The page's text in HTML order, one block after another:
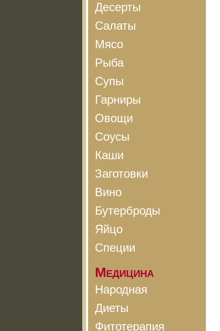
Десерты
Салаты
Мясо
Рыба
Супы
Гарниры
Овощи
Соусы
Каши
Заготовки
Вино
Бутерброды
Яйцо
Специи
Медицина
Народная
Диеты
Фитотерапия